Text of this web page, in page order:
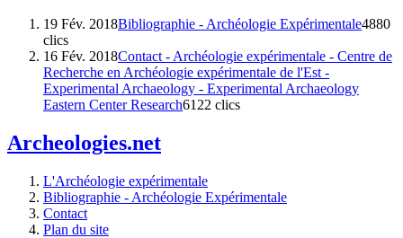
19 Fév. 2018Bibliographie - Archéologie Expérimentale4880
clics
16 Fév. 2018Contact - Archéologie expérimentale - Centre de
Recherche en Archéologie expérimentale de l'Est -
Experimental Archaeology - Experimental Archaeology
Eastern Center Research6122 clics
Archeologies.net
L'Archéologie expérimentale
Bibliographie - Archéologie Expérimentale
Contact
Plan du site